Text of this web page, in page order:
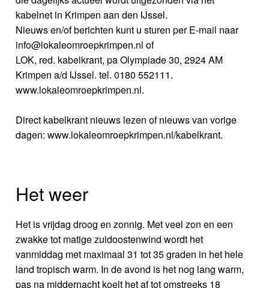
kabelnet in Krimpen aan den IJssel.
Nieuws en/of berichten kunt u sturen per E-mail naar
info@lokaleomroepkrimpen.nl of
LOK, red. kabelkrant, pa Olympiade 30, 2924 AM
Krimpen a/d IJssel. tel. 0180 552111.
www.lokaleomroepkrimpen.nl.
Direct kabelkrant nieuws lezen of nieuws van vorige
dagen: www.lokaleomroepkrimpen.nl/kabelkrant.
Het weer
Het is vrijdag droog en zonnig. Met veel zon en een
zwakke tot matige zuidoostenwind wordt het
vanmiddag met maximaal 31 tot 35 graden in het hele
land tropisch warm. In de avond is het nog lang warm,
pas na middernacht koelt het af tot omstreeks 18